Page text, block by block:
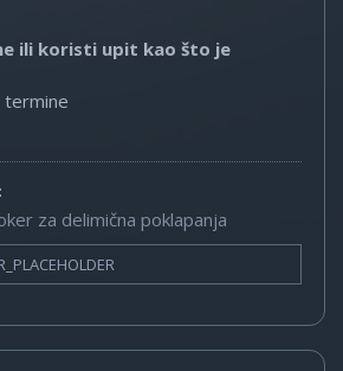
ili koristi upit kao što je
termine
za delimična poklapanja